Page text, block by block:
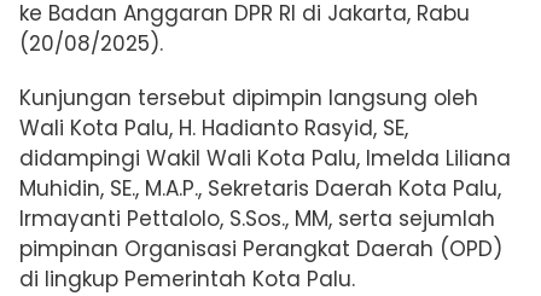
ke Badan Anggaran DPR RI di Jakarta, Rabu
(20/08/2025).
Kunjungan tersebut dipimpin langsung oleh
Wali Kota Palu, H. Hadianto Rasyid, SE,
didampingi Wakil Wali Kota Palu, Imelda Liliana
Muhidin, SE., M.A.P., Sekretaris Daerah Kota Palu,
Irmayanti Pettalolo, S.Sos., MM, serta sejumlah
pimpinan Organisasi Perangkat Daerah (OPD)
di lingkup Pemerintah Kota Palu.